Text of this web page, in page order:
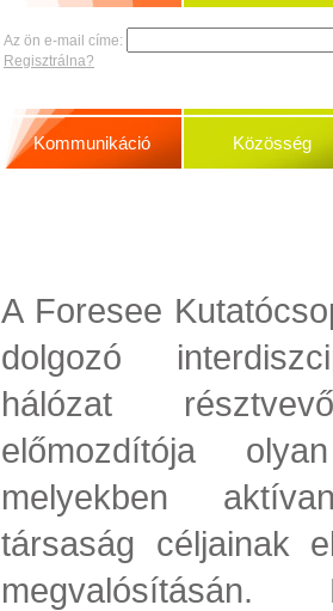
Az ön e-mail címe:
Regisztrálna?
Kommunikáció Közösség
A Foresee
dolgozó
hálózat
előmozdítója
melyekben
társaság céljainak
megvalósításán.